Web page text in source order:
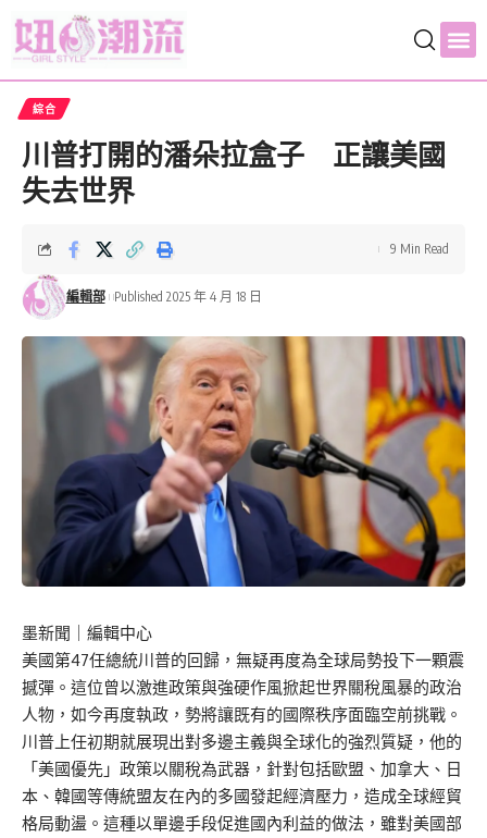
綜合
川普打開的潘朵拉盒子 正讓美國
失去世界
編輯部 Published 2025 年 4 月 18 日
9 Min Read
墨新聞 ｜編輯中心
美國第47任總統川普的回歸，無疑再度為全球局勢投下一顆震
撼彈。這位曾以激進政策與強硬作風掀起世界關稅風暴的政治
人物，如今再度執政，勢將讓既有的國際秩序面臨空前挑戰。
川普上任初期就展現出對多邊主義與全球化的強烈質疑，他的
「美國優先」政策以關稅為武器，針對包括歐盟、加拿大、日
本、韓國等傳統盟友在內的多國發起經濟壓力，造成全球經貿
格局動盪。這種以單邊手段促進國內利益的做法，雖對美國部